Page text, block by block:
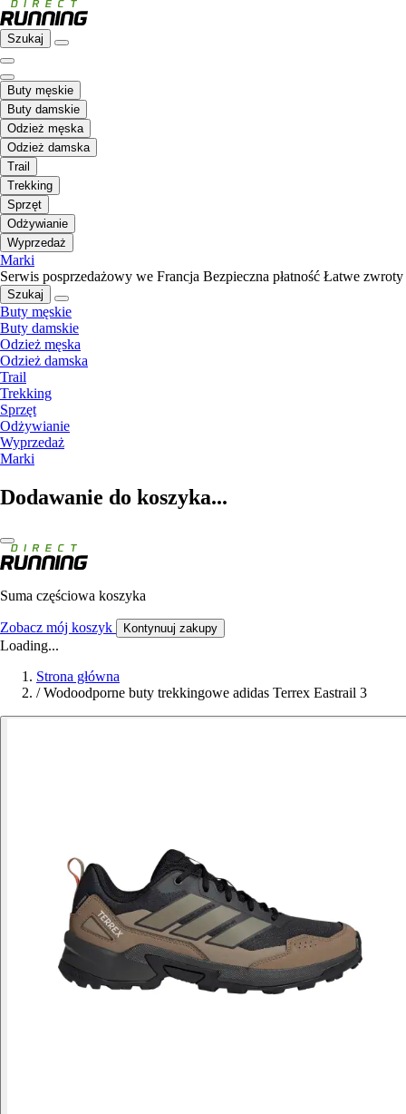
Szukaj
Buty męskie
Buty damskie
Odzież męska
Odzież damska
Trail
Trekking
Sprzęt
Odżywianie
Wyprzedaż
Marki
Serwis posprzedażowy we Francja Bezpieczna płatność Łatwe zwroty
Szukaj
Buty męskie
Buty damskie
Odzież męska
Odzież damska
Trail
Trekking
Sprzęt
Odżywianie
Wyprzedaż
Marki
Dodawanie do koszyka...
Suma częściowa koszyka
Zobacz mój koszyk Kontynuuj zakupy
Loading...
Strona główna
/ Wodoodporne buty trekkingowe adidas Terrex Eastrail 3